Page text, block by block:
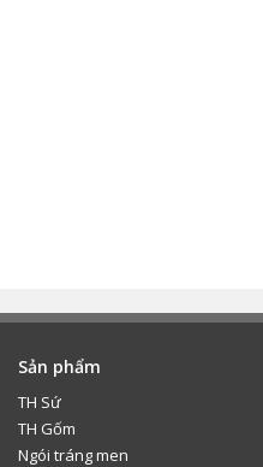
Sản phẩm
TH Sứ
TH Gốm
Ngói tráng men